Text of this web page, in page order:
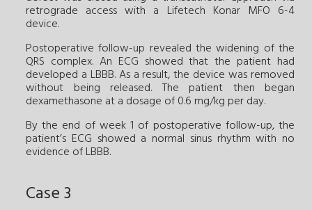
retrograde access with a Lifetech Konar MFO 6-4
device.
Postoperative follow-up revealed the widening of the
QRS complex. An ECG showed that the patient had
developed a LBBB. As a result, the device was removed
without being released. The patient then began
dexamethasone at a dosage of 0.6 mg/kg per day.
By the end of week 1 of postoperative follow-up, the
patient’s ECG showed a normal sinus rhythm with no
evidence of LBBB.
Case 3